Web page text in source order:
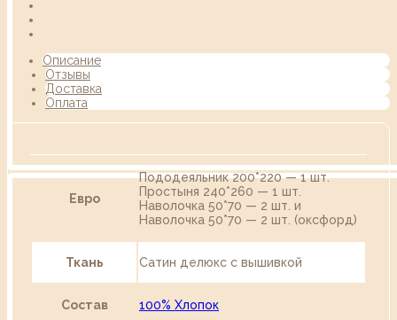
Описание
Отзывы
Доставка
Оплата
Евро
Пододеяльник 200*220 — 1 шт.
Простыня 240*260 — 1 шт.
Наволочка 50*70 — 2 шт. и
Наволочка 50*70 — 2 шт. (оксфорд)
Ткань Сатин делюкс с вышивкой
Состав 100% Хлопок